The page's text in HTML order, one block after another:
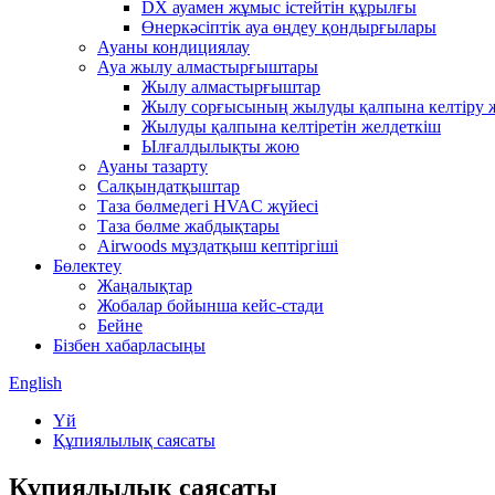
DX ауамен жұмыс істейтін құрылғы
Өнеркәсіптік ауа өңдеу қондырғылары
Ауаны кондициялау
Ауа жылу алмастырғыштары
Жылу алмастырғыштар
Жылу сорғысының жылуды қалпына келтіру
Жылуды қалпына келтіретін желдеткіш
Ылғалдылықты жою
Ауаны тазарту
Салқындатқыштар
Таза бөлмедегі HVAC жүйесі
Таза бөлме жабдықтары
Airwoods мұздатқыш кептіргіші
Бөлектеу
Жаңалықтар
Жобалар бойынша кейс-стади
Бейне
Бізбен хабарласыңы
English
Үй
Құпиялылық саясаты
Құпиялылық саясаты